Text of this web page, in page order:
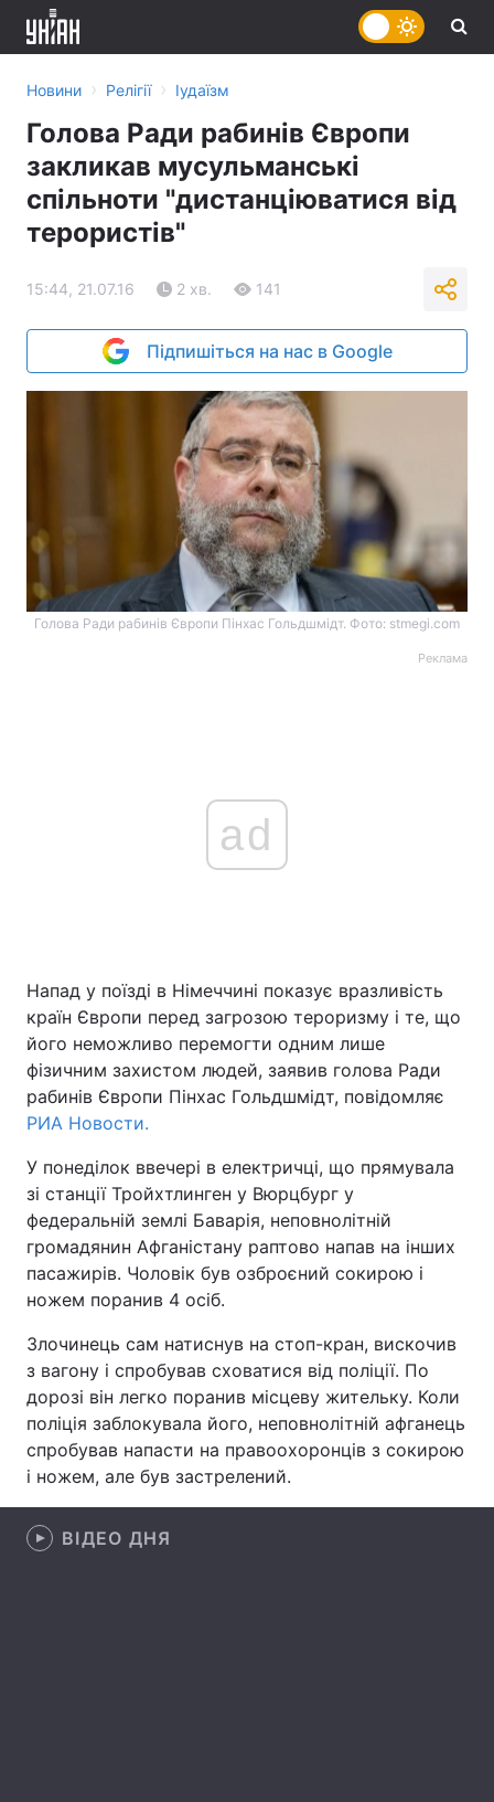
Головна Війна
Україна
Економіка Світ
Спорт Наука
Техно і зв'язок Лайт
Здоров'я Туризм
Цікавинки Погода
Екологія Регіони
Лонгріди
Новини › Релігії › Іудаїзм
Голова Ради рабинів Європи
закликав мусульманські
спільноти "дистанціюватися від
терористів"
15:44, 21.07.16 2 хв. 141
Підпишіться на нас в Google
Голова Ради рабинів Європи Пінхас Гольдшмідт. Фото: stmegi.com
Реклама
ad
Напад у поїзді в Німеччині показує вразливість
країн Європи перед загрозою тероризму і те, що
його неможливо перемогти одним лише
фізичним захистом людей, заявив голова Ради
рабинів Європи Пінхас Гольдшмідт, повідомляє
РИА Новости.
У понеділок ввечері в електричці, що прямувала
зі станції Тройхтлинген у Вюрцбург у
федеральній землі Баварія, неповнолітній
громадянин Афганістану раптово напав на інших
пасажирів. Чоловік був озброєний сокирою і
ножем поранив 4 осіб.
Злочинець сам натиснув на стоп-кран, вискочив
з вагону і спробував сховатися від поліції. По
дорозі він легко поранив місцеву жительку. Коли
поліція заблокувала його, неповнолітній афганець
спробував напасти на правоохоронців з сокирою
і ножем, але був застрелений.
ВІДЕО ДНЯ